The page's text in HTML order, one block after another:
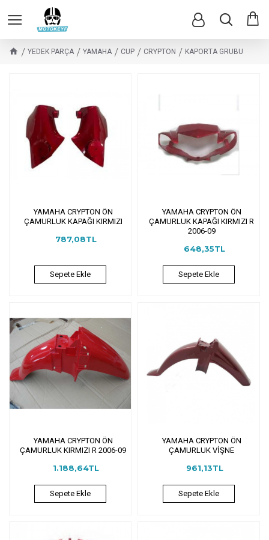
YEDEK PARÇA YAMAHA CUP CRYPTON KAPORTA GRUBU
YAMAHA CRYPTON ÖN
ÇAMURLUK KAPAĞI KIRMIZI
787,08TL
Sepete Ekle
YAMAHA CRYPTON ÖN
ÇAMURLUK KAPAĞI KIRMIZI R
2006-09
648,35TL
Sepete Ekle
YAMAHA CRYPTON ÖN
ÇAMURLUK KIRMIZI R 2006-09
1.188,64TL
Sepete Ekle
YAMAHA CRYPTON ÖN
ÇAMURLUK VİŞNE
961,13TL
Sepete Ekle